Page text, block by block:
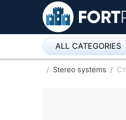
ALL CATEGORIES
Микрофон
Stereo systems